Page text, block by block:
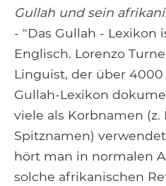
Gullah und sein
- "Das Gullah - Lexikon
Englisch. Lorenzo
Linguist, der über
Gullah-Lexikon
viele als Korbnamen (z.
Spitznamen)
hört man in normalen
solche afrikanischen